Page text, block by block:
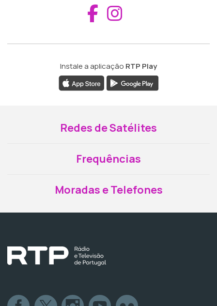
Aceder ao
Instale a aplicação RTP Play
Redes de Satélites
Frequências
Moradas e Telefones